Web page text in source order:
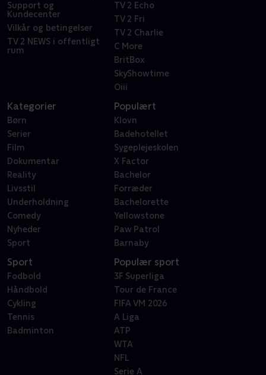
Support og
Kundecenter
Vilkår og betingelser
TV 2 NEWS i offentligt
rum
TV 2 Echo
TV 2 Fri
TV 2 Charlie
C More
BritBox
SkyShowtime
Oiii
Kategorier
Børn
Serier
Film
Dokumentar
Reality
Livsstil
Underholdning
Comedy
Nyheder
Sport
Populært
Klovn
Badehotellet
Sygeplejeskolen
X Factor
Bachelor
Forræder
Bachelorette
Yellowstone
Paw Patrol
Barnaby
Sport
Fodbold
Håndbold
Cykling
Tennis
Badminton
Populær sport
3F Superliga
Tour de France
FIFA VM 2026
A Liga
ATP
WTA
NFL
Serie A